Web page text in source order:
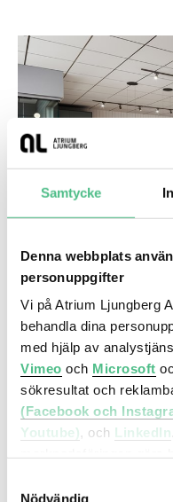
Samtycke
Denna webbplats
personuppgifter
Vi på Atrium Ljungberg
behandla dina
med hjälp av
Vimeo och Microsoft
sökresultat och
(Facebook och
Youtube), och LinkedIn
annan information om
Nödvändig
Bredgränd 6
Effektiv och
medarbetarna kan
miljö.